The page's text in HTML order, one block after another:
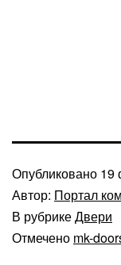
Опубликовано 19
Автор: Портал
В рубрикеДвери
Отмечено mk-